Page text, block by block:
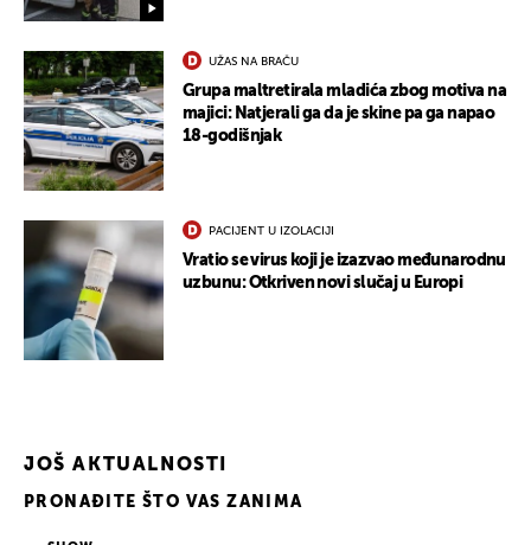
UŽAS NA BRAČU
Grupa maltretirala mladića zbog motiva na
majici: Natjerali ga da je skine pa ga napao
18-godišnjak
PACIJENT U IZOLACIJI
Vratio se virus koji je izazvao međunarodnu
uzbunu: Otkriven novi slučaj u Europi
JOŠ AKTUALNOSTI
PRONAĐITE ŠTO VAS ZANIMA
UKLJUČITE NOTIFIKACIJE